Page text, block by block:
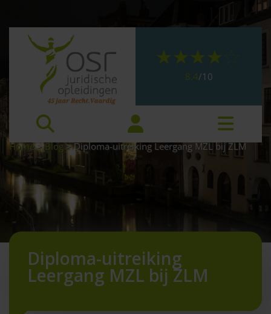
8.4/10
Home>Blog>Diploma-uitreiking Leergang MZL bij ZLM
Diploma-uitreiking
Leergang MZL bij ZLM